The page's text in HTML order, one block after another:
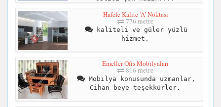
Hafele Kalite 'A' Noktası
776 metre
kaliteli ve güler yüzlü
hizmet.
Emeller Ofis Mobilyaları
816 metre
Mobilya konusunda uzmanlar,
Cihan beye teşekkürler.